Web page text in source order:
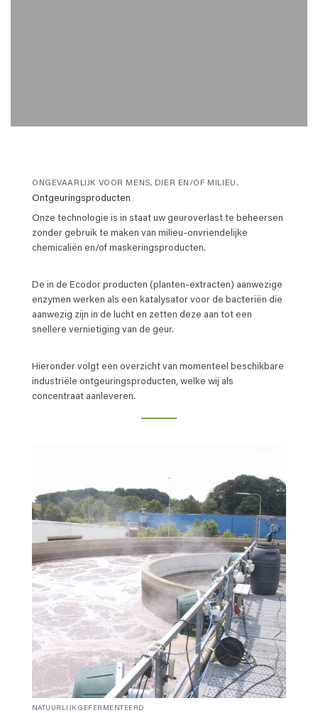
ONGEVAARLIJK VOOR MENS, DIER EN/OF MILIEU.
Ontgeuringsproducten
Onze technologie is in staat uw geuroverlast te beheersen
zonder gebruik te maken van milieu-onvriendelijke
chemicaliën en/of maskeringsproducten.
De in de Ecodor producten (planten-extracten) aanwezige
enzymen werken als een katalysator voor de bacteriën die
aanwezig zijn in de lucht en zetten deze aan tot een
snellere vernietiging van de geur.
Hieronder volgt een overzicht van momenteel beschikbare
industriële ontgeuringsproducten, welke wij als
concentraat aanleveren.
NATUURLIJK GEFERMENTEERD